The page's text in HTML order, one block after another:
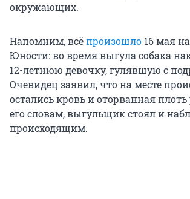
окружающих.
Напомним, всёпроизошло 16 мая
Юности: во время выгула собака
12-летнюю девочку, гулявшую с
Очевидец заявил, что на месте
остались кровь и оторванная плоть
его словам, выгульщик стоял и
происходящим.